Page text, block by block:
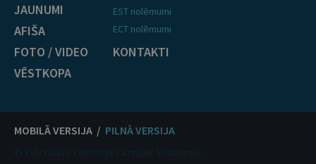
JAUNUMI
AFIŠA
FOTO / VIDEO
VĒSTKOPA
EST nolēmumi
ECT nolēmumi
KONTAKTI
MOBILĀ VERSIJA / PILNĀ VERSIJA
© Oficiālais izdevējs Latvijas Vēstnesis